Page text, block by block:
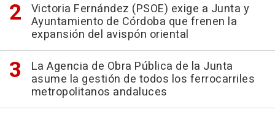
Victoria Fernández (PSOE) exige a Junta y
Ayuntamiento de Córdoba que frenen la
expansión del avispón oriental
La Agencia de Obra Pública de la Junta
asume la gestión de todos los ferrocarriles
metropolitanos andaluces